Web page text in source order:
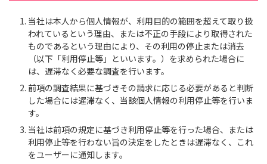
当社は本人から個人情報が、利用目的の範囲を超えて取り扱
われているという理由、または不正の手段により取得された
ものであるという理由により、その利用の停止または消去
（以下「利用停止等」といいます。）を求められた場合に
は、遅滞なく必要な調査を行います。
前項の調査結果に基づきその請求に応じる必要があると判断
した場合には遅滞なく、当該個人情報の利用停止等を行いま
す。
当社は前項の規定に基づき利用停止等を行った場合、または
利用停止等を行わない旨の決定をしたときは遅滞なく、これ
をユーザーに通知します。